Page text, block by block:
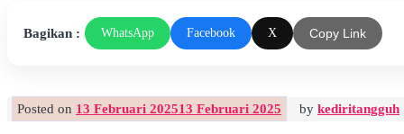
Bagikan : WhatsApp Facebook X Copy Link
Posted on 13 Februari 202513 Februari 2025 by kediritangguh